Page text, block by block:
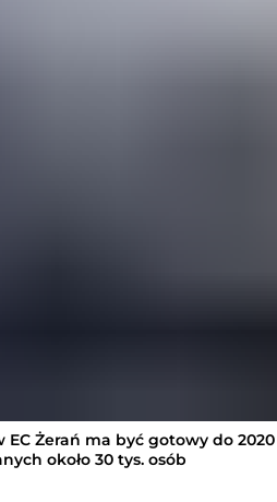
EC Żerań ma być gotowy do
około 30 tys. osób